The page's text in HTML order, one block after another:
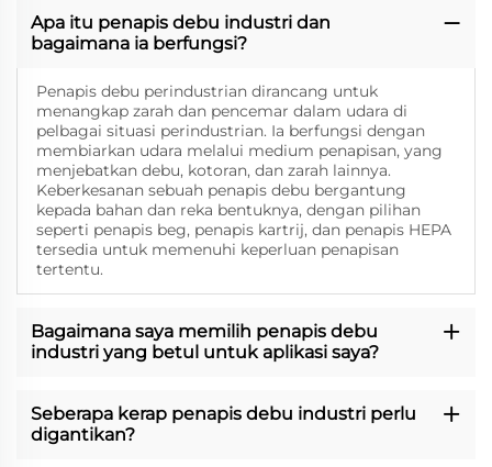
Apa itu penapis debu industri dan
bagaimana ia berfungsi?
Penapis debu perindustrian dirancang untuk
menangkap zarah dan pencemar dalam udara di
pelbagai situasi perindustrian. Ia berfungsi dengan
membiarkan udara melalui medium penapisan, yang
menjebatkan debu, kotoran, dan zarah lainnya.
Keberkesanan sebuah penapis debu bergantung
kepada bahan dan reka bentuknya, dengan pilihan
seperti penapis beg, penapis kartrij, dan penapis HEPA
tersedia untuk memenuhi keperluan penapisan
tertentu.
Bagaimana saya memilih penapis debu
industri yang betul untuk aplikasi saya?
Seberapa kerap penapis debu industri perlu
digantikan?